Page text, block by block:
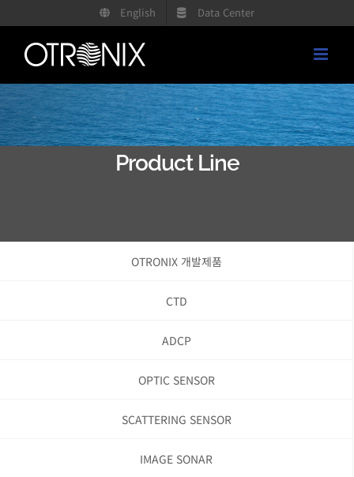
텐
건
너
뛰
English Data Center
Product Line
OTRONIX 개발제품
CTD
ADCP
OPTIC SENSOR
SCATTERING SENSOR
IMAGE SONAR